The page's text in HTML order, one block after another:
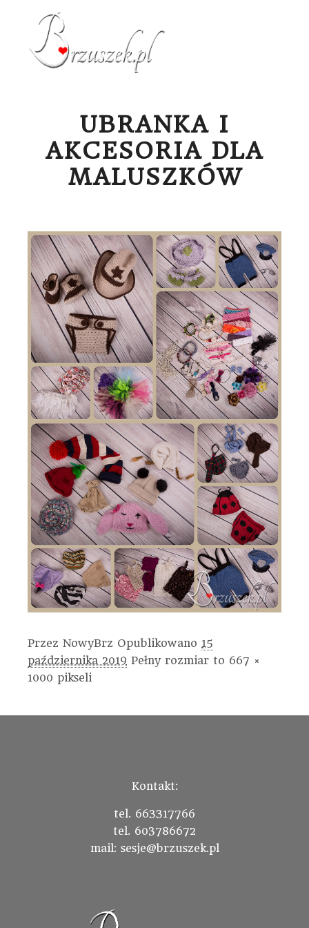
UBRANKA I
AKCESORIA DLA
MALUSZKÓW
Przez NowyBrz Opublikowano 15
października 2019 Pełny rozmiar to 667 ×
1000 pikseli
Kontakt:
tel. 663317766
tel. 603786672
mail: sesje@brzuszek.pl